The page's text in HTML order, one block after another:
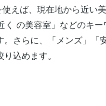
えば、現在地から近い
く の美容室」などのキ
さらに、「メンズ」「
込めます。